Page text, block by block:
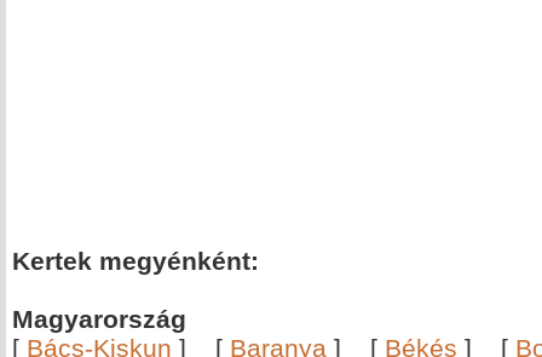
Kertek megyénként:
Magyarország
[ Bács-Kiskun ] [ Baranya ] [ Békés ] [